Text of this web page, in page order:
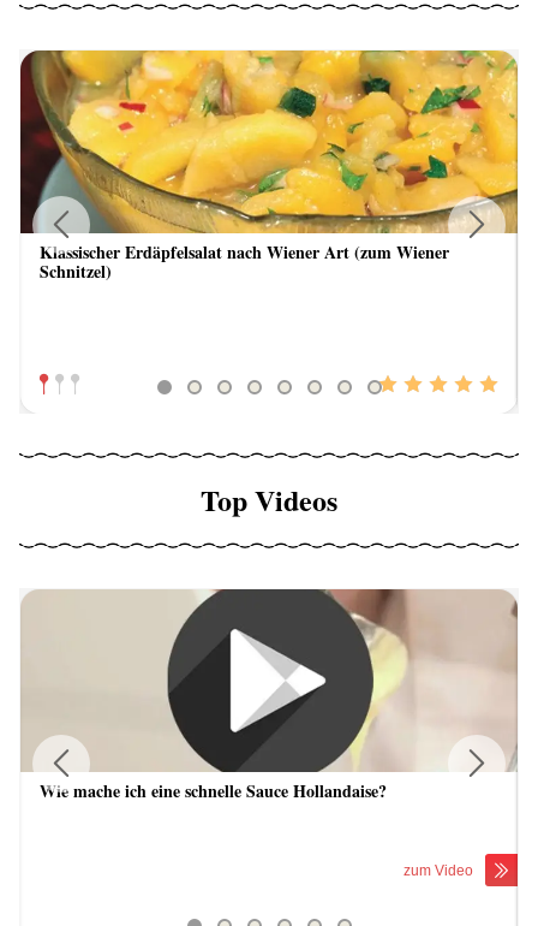
Klassischer Erdäpfelsalat nach Wiener Art (zum Wiener
Schnitzel)
Previous
Top Videos
Wie mache ich eine schnelle Sauce Hollandaise?
zum Video
Previous